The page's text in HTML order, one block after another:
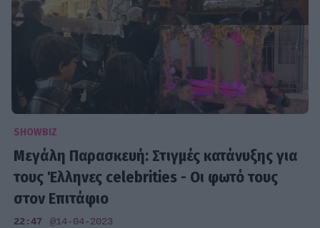
SHOWBIZ
Μεγάλη Παρασκευή: Στιγμές κατάνυξης για
τους Έλληνες celebrities - Οι φωτό τους
στον Επιτάφιο
22:47 @14-04-2023